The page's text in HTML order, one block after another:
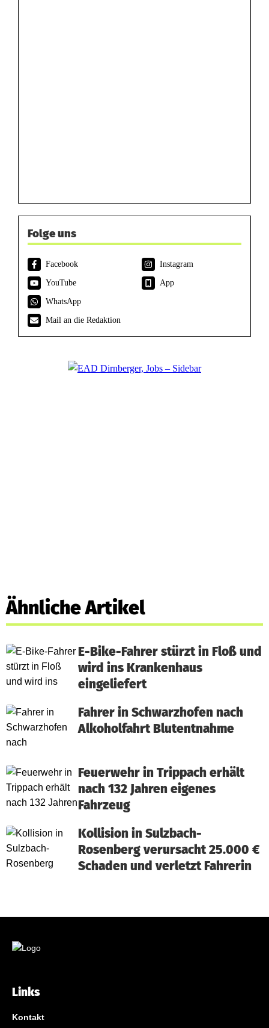
Folge uns
Facebook
Instagram
YouTube
App
WhatsApp
Mail an die Redaktion
Ähnliche Artikel
E-Bike-Fahrer stürzt in Floß und
wird ins Krankenhaus
eingeliefert
Fahrer in Schwarzhofen nach
Alkoholfahrt Blutentnahme
Feuerwehr in Trippach erhält
nach 132 Jahren eigenes
Fahrzeug
Kollision in Sulzbach-
Rosenberg verursacht 25.000 €
Schaden und verletzt Fahrerin
Links
Kontakt